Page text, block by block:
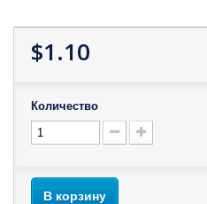
$1.10
Количество
В корзину